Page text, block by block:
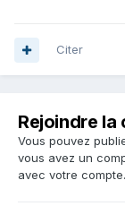
Citer
Rejoindre
Vous pouvez
vous avez un
avec votre compte.